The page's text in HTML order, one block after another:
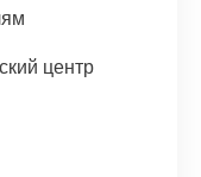
центр